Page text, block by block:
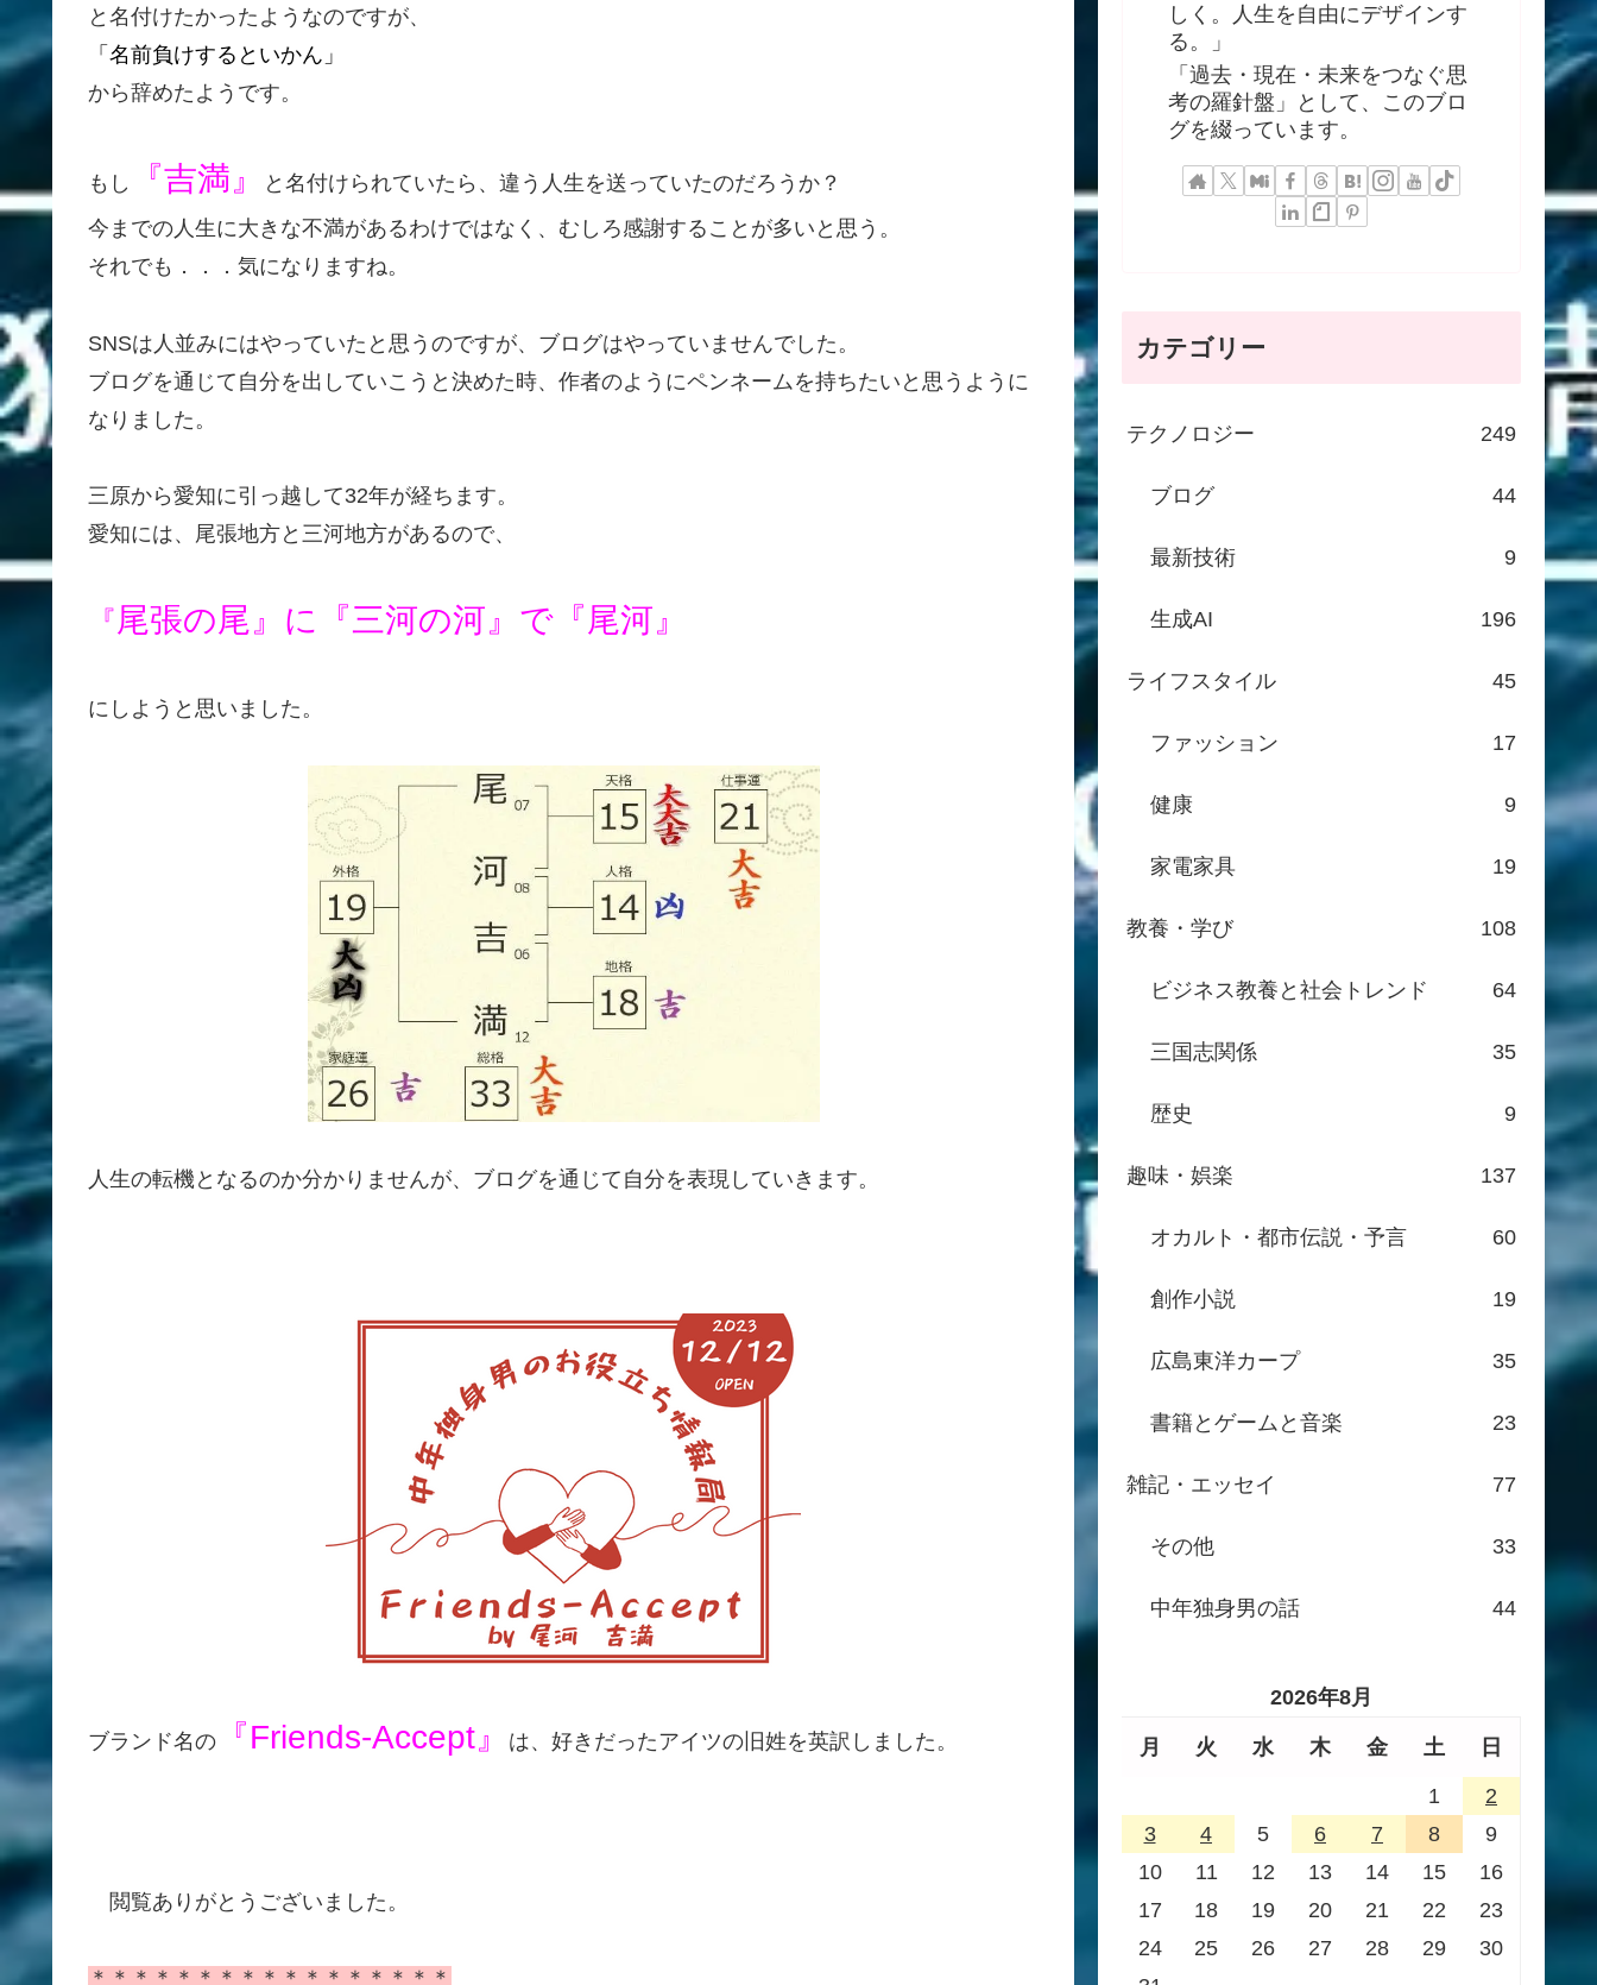
と名付けたかったようなのですが、
「名前負けするといかん」
から辞めたようです。
もし 『吉満』
と名付けられていたら、違う人生を送っていたのだろうか？
今までの人生に大きな不満があるわけではなく、むしろ感謝することが多いと思う。
それでも．．．気になりますね。
SNSは人並みにはやっていたと思うのですが、ブログはやっていませんでした。
ブログを通じて自分を出していこうと決めた時、作者のようにペンネームを持ちたいと思うように
なりました。
三原から愛知に引っ越して32年が経ちます。
愛知には、尾張地方と三河地方があるので、
『尾張の尾』に『三河の河』で『尾河』
にしようと思いました。
人生の転機となるのか分かりませんが、ブログを通じて自分を表現していきます。
ブランド名の 『Friends-Accept』 は、好きだったアイツの旧姓を英訳しました。
閲覧ありがとうございました。
＊＊＊＊＊＊＊＊＊＊＊＊＊＊＊＊＊
しく。人生を自由にデザインす
る。」
「過去・現在・未来をつなぐ思
考の羅針盤」として、このブロ
グを綴っています。
カテゴリー
テクノロジー 249
ブログ 44
最新技術 9
生成AI 196
ライフスタイル 45
ファッション 17
健康 9
家電家具 19
教養・学び 108
ビジネス教養と社会トレンド 64
三国志関係 35
歴史 9
趣味・娯楽 137
オカルト・都市伝説・予言 60
創作小説 19
広島東洋カープ 35
書籍とゲームと音楽 23
雑記・エッセイ 77
その他 33
中年独身男の話 44
2026年8月
月 火 水 木 金 土 日
1
2
3
4 5 6 7 8
9
10
11 12 13 14 15
16
17
18 19 20 21 22
23
24
25 26 27 28 29
30